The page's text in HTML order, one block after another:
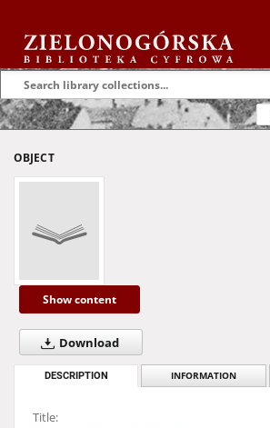
OBJECT
Show content
Download
DESCRIPTION INFORMATION
Title: